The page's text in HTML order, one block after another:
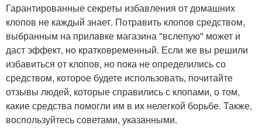
Гарантированные секреты избавления от домашних
клопов не каждый знает. Потравить клопов средством,
выбранным на прилавке магазина "вслепую" может и
даст эффект, но кратковременный. Если же вы решили
избавиться от клопов, но пока не определились со
средством, которое будете использовать, почитайте
отзывы людей, которые справились с клопами, о том,
какие средства помогли им в их нелегкой борьбе. Также,
воспользуйтесь советами, указанными.